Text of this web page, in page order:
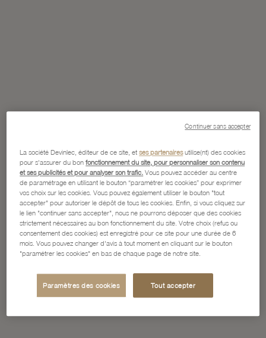
La société Devinlec, éditeur de ce site, etses partenairesutilise(nt) des cookies
pour s'assurer du bonfonctionnement du site, pour personnaliser son contenu
et ses publicités et pour analyser son trafic. Vous pouvez accéder au centre
de paramétrage en utilisant le bouton “paramétrer les cookies” pour exprimer
vos choix sur les cookies. Vous pouvez également utiliser le bouton "tout
accepter" pour autoriser le dépôt de tous les cookies. Enfin, si vous cliquez sur
le lien "continuer sans accepter", nous ne pourrons déposer que des cookies
strictement nécessaires au bon fonctionnement du site. Votre choix (refus ou
consentement des cookies) est enregistré pour ce site pour une durée de 6
mois. Vous pouvez changer d'avis à tout moment en cliquant sur le bouton
"paramétrer les cookies" en bas de chaque page de notre site.
Paramètres des cookies Tout accepter
Continuer sans accepter